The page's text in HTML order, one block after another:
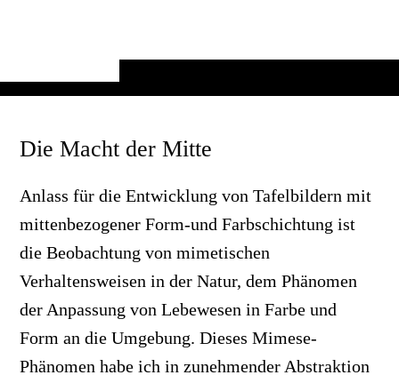
Die Macht der Mitte
Anlass für die Entwicklung von Tafelbildern mit
mittenbezogener Form-und Farbschichtung ist
die Beobachtung von mimetischen
Verhaltensweisen in der Natur, dem Phänomen
der Anpassung von Lebewesen in Farbe und
Form an die Umgebung. Dieses Mimese-
Phänomen habe ich in zunehmender Abstraktion